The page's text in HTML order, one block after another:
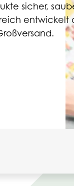
sicher,
entwickelt